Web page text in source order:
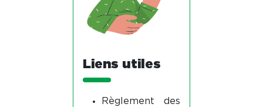
Liens utiles
Règlement des